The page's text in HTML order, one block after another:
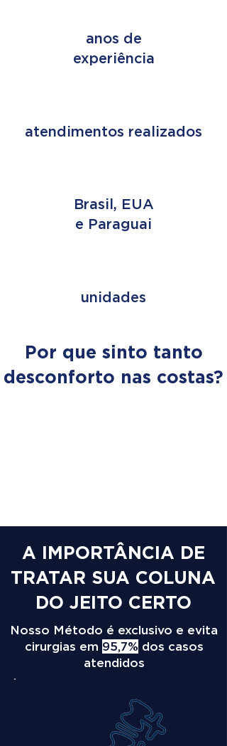
anos de
experiência
atendimentos realizados
Brasil, EUA
e Paraguai
unidades
Por que sinto tanto
desconforto nas costas?
A IMPORTÂNCIA DE
TRATAR SUA COLUNA
DO JEITO CERTO
Nosso Método é exclusivo e evita
cirurgias em 95,7% dos casos
atendidos